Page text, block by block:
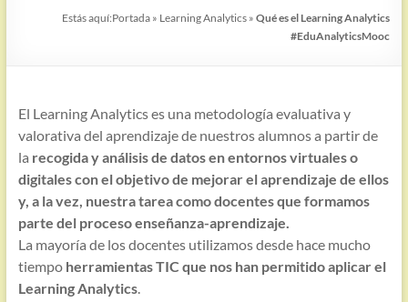
Estás aquí:Portada » Learning Analytics »Qué es el Learning Analytics
#EduAnalyticsMooc
El Learning Analytics es una metodología evaluativa y
valorativa del aprendizaje de nuestros alumnos a partir de
la recogida y análisis de datos en entornos virtuales o
digitales con el objetivo de mejorar el aprendizaje de ellos
y, a la vez, nuestra tarea como docentes que formamos
parte del proceso enseñanza-aprendizaje.
La mayoría de los docentes utilizamos desde hace mucho
tiempo herramientas TIC que nos han permitido aplicar el
Learning Analytics.